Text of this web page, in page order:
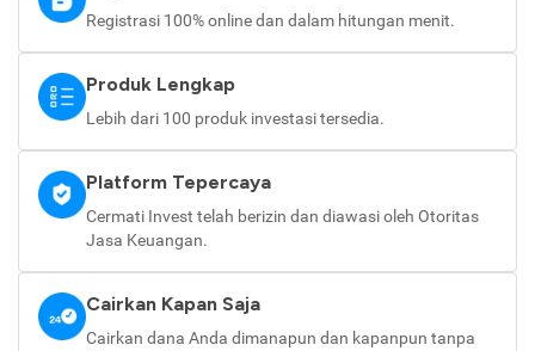
Registrasi 100% online dan dalam hitungan menit.
Produk Lengkap
Lebih dari 100 produk investasi tersedia.
Platform Tepercaya
Cermati Invest telah berizin dan diawasi oleh Otoritas
Jasa Keuangan.
Cairkan Kapan Saja
Cairkan dana Anda dimanapun dan kapanpun tanpa